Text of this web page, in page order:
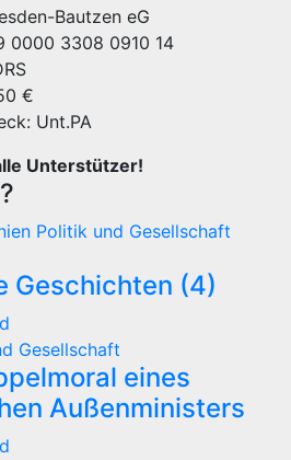
Bautzen eG
0000 3308 0910 14
€
Unt.PA
Unterstützer!
Politik und Gesellschaft
Geschichten (4)
Gesellschaft
eines
Außenministers